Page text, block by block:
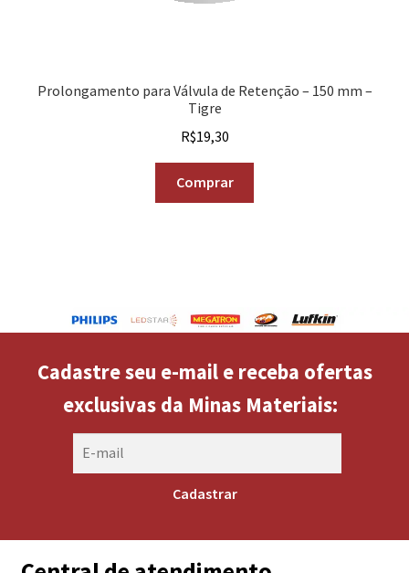
Prolongamento para Válvula de Retenção – 150 mm –
Tigre
R$19,30
Comprar
Cadastre seu e-mail e receba ofertas
exclusivas da Minas Materiais: